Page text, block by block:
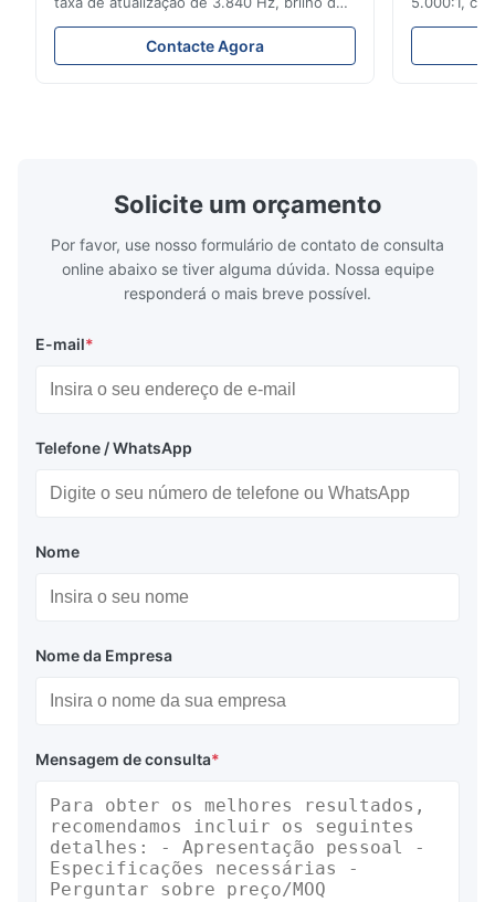
700 cd/m² e resolução de 192x192. Ideal
para eventos ao vivo com fácil instalação e
compatibilidade de tensão global (AC100-
Contacte Agora
Solicite um orçamento
Por favor, use nosso formulário de contato de consulta
online abaixo se tiver alguma dúvida. Nossa equipe
responderá o mais breve possível.
E-mail*
Telefone / WhatsApp
Nome
Nome da Empresa
Mensagem de consulta*